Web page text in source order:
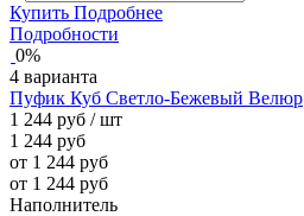
Купить Подробнее
Подробности
0%
4 варианта
Пуфик Куб Светло-Бежевый Велюр
1 244 руб / шт
1 244 руб
от 1 244 руб
от 1 244 руб
Наполнитель